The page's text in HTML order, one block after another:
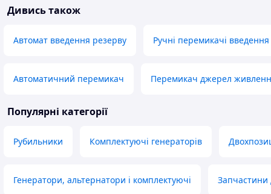
Дивись також
Автомат введення резерву Ручні перемикачі
Автоматичний перемикач Перемикач джерел
Популярні категорії
Рубильники Комплектуючі генераторів
Генератори, альтернатори і комплектуючі Запчастини